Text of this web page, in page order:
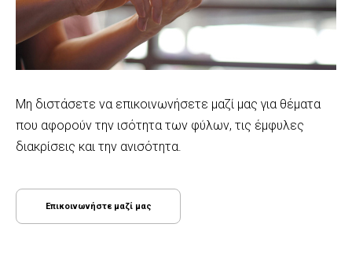
Μη διστάσετε να επικοινωνήσετε μαζί μας για θέματα
που αφορούν την ισότητα των φύλων, τις έμφυλες
διακρίσεις και την ανισότητα.
Επικοινωνήστε μαζί μας